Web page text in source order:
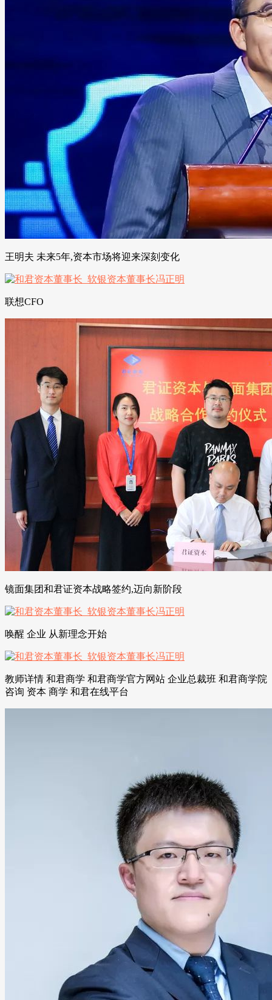
王明夫 未来5年,资本市场将迎来深刻变化
联想CFO
镜面集团和君证资本战略签约,迈向新阶段
唤醒 企业 从新理念开始
教师详情 和君商学 和君商学官方网站 企业总裁班 和君商学院
咨询 资本 商学 和君在线平台